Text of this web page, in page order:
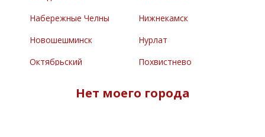
Набережные Челны
Нижнекамск
Новошешминск
Нурлат
Октябрьский
Похвистнево
Нет моего города